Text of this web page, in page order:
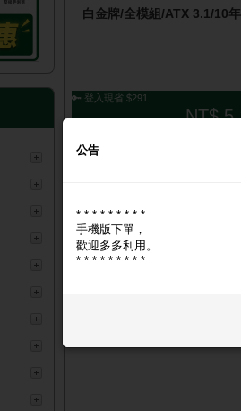
白金牌/全模組/ATX 3.1/10
🔑 登入現省 $291
NT$
全漢 VIC-850GD 850W金牌
公告
* * * * * * * * *
手機版下單，
歡迎多多利用。
* * * * * * * * *